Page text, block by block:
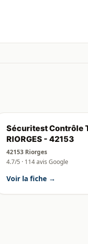
Sécuritest Contrôle
RIORGES - 42153
42153 Riorges
4.7/5 · 114 avis Google
Voir la fiche →